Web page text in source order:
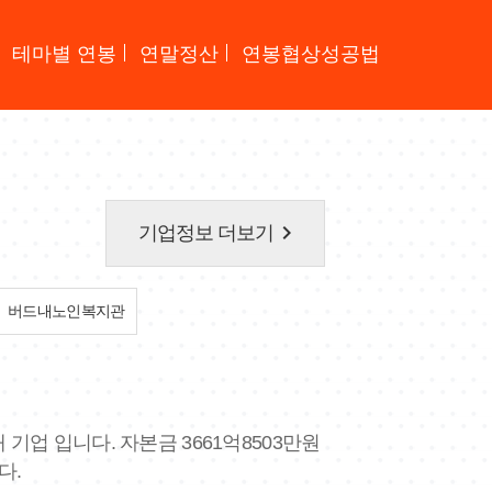
테마별 연봉 연말정산 연봉협상성공법
기업정보 더보기 keyboard_arrow_right
버드내노인복지관
기업 입니다. 자본금 3661억8503만원
.